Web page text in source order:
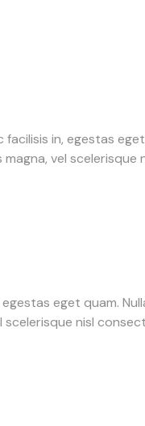
in, egestas
vel
eget quam.
nisl